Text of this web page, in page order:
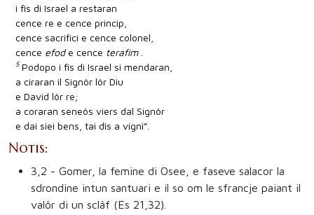
i fîs di Israel a restaran
cence re e cence princip,
cence sacrifici e cence colonel,
cence efode cence terafim
5 Podopo i fîs di Israel si mendaran,
a ciraran il Signôr lôr Diu
e David lôr re;
a coraran seneôs viers dal Signôr
e dai siei bens, tai dîs a vignî”.
Notis:
3,2 - Gomer, la femine di Osee, e faseve salacor la
sdrondine intun santuari e il so om le sfrancje paiant il
valôr di un sclâf (Es 21,32).